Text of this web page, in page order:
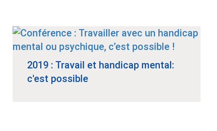
2019 : Travail et handicap mental:
c'est possible